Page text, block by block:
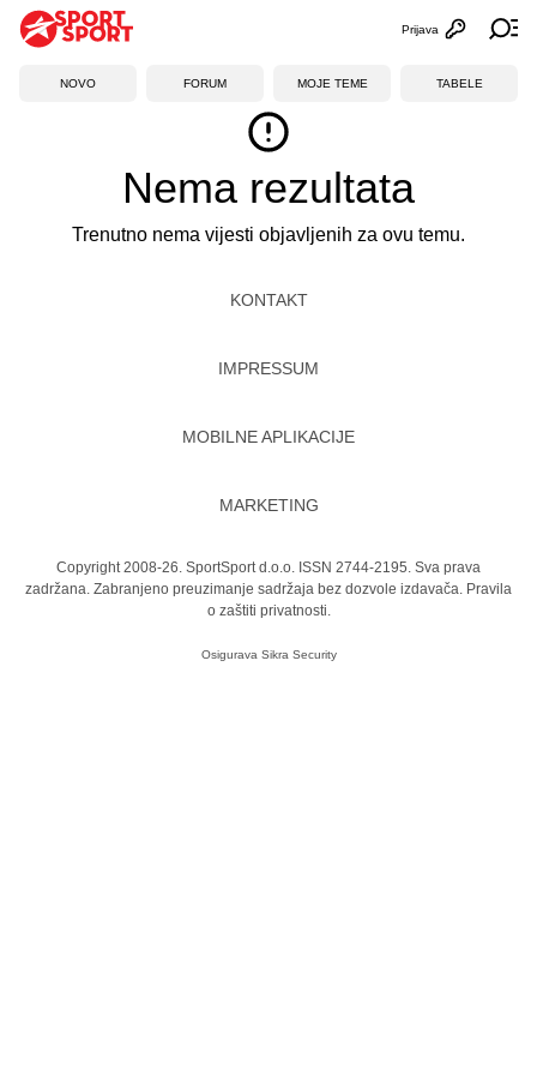
Otvori
Prijava
NOVO FORUM MOJE TEME TABELE
Nema rezultata
Trenutno nema vijesti objavljenih za ovu temu.
KONTAKT
IMPRESSUM
MOBILNE APLIKACIJE
MARKETING
Copyright 2008-26. SportSport d.o.o. ISSN 2744-2195. Sva prava
zadržana. Zabranjeno preuzimanje sadržaja bez dozvole izdavača. Pravila
o zaštiti privatnosti.
Osigurava Sikra Security